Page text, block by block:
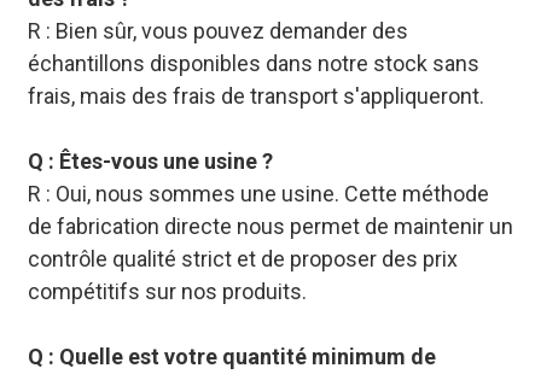
R : Bien sûr, vous pouvez demander des
échantillons disponibles dans notre stock sans
frais, mais des frais de transport s'appliqueront.
Q : Êtes-vous une usine ?
R : Oui, nous sommes une usine. Cette méthode
de fabrication directe nous permet de maintenir un
contrôle qualité strict et de proposer des prix
compétitifs sur nos produits.
Q : Quelle est votre quantité minimum de